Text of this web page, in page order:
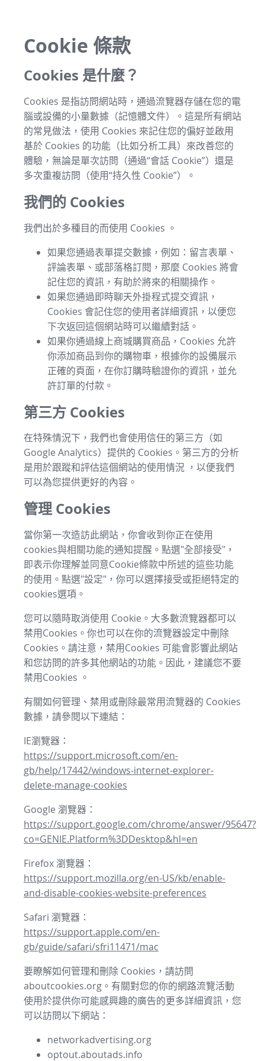
Cookie 條款
Cookies 是什麼？
Cookies 是指訪問網站時，通過流覽器存儲在您的電
腦或設備的小量數據（記憶體文件）。這是所有網站
的常見做法，使用 Cookies 來記住您的偏好並啟用
基於 Cookies 的功能（比如分析工具）來改善您的
體驗，無論是單次訪問（通過“會話 Cookie”）還是
多次重複訪問（使用“持久性 Cookie”）。
我們的 Cookies
我們出於多種目的而使用 Cookies 。
如果您通過表單提交數據，例如：留言表單、
評論表單、或部落格訂閱，那麼 Cookies 將會
記住您的資訊，有助於將來的相關操作。
如果您通過即時聊天外掛程式提交資訊，
Cookies 會記住您的使用者詳細資訊，以便您
下次返回這個網站時可以繼續對話。
如果你通過線上商城購買商品，Cookies 允許
你添加商品到你的購物車，根據你的設備展示
正確的頁面，在你訂購時驗證你的資訊，並允
許訂單的付款。
第三方 Cookies
在特殊情況下，我們也會使用信任的第三方（如
Google Analytics）提供的 Cookies。第三方的分析
是用於跟蹤和評估這個網站的使用情況 ，以便我們
可以為您提供更好的內容。
管理 Cookies
當你第一次造訪此網站，你會收到你正在使用
cookies與相關功能的通知提醒。點選"全部接受"，
即表示你理解並同意Cookie條款中所述的這些功能
的使用。點選"設定"，你可以選擇接受或拒絕特定的
cookies選項。
您可以隨時取消使用 Cookie。大多數流覽器都可以
禁用Cookies。你也可以在你的流覽器設定中刪除
Cookies。請注意，禁用Cookies 可能會影響此網站
和您訪問的許多其他網站的功能。因此，建議您不要
禁用Cookies 。
有關如何管理、禁用或刪除最常用流覽器的 Cookies
數據，請參閱以下連結：
IE瀏覽器：
https://support.microsoft.com/en-
gb/help/17442/windows-internet-explorer-
delete-manage-cookies
Google 瀏覽器：
https://support.google.com/chrome/answer/95647?
co=GENIE.Platform%3DDesktop&hl=en
Firefox 瀏覽器：
https://support.mozilla.org/en-US/kb/enable-
and-disable-cookies-website-preferences
Safari 瀏覽器：
https://support.apple.com/en-
gb/guide/safari/sfri11471/mac
要瞭解如何管理和刪除 Cookies，請訪問
aboutcookies.org。有關對您的你的網路流覽活動
使用於提供你可能感興趣的廣告的更多詳細資訊，您
可以訪問以下網站：
networkadvertising.org
optout.aboutads.info